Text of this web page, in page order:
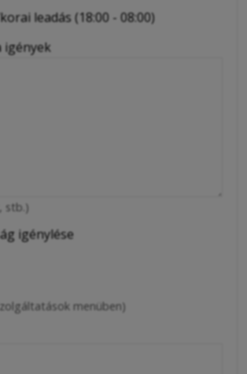
leadás (18:00 - 08:00)
igények
stb.)
igénylése
menüben)